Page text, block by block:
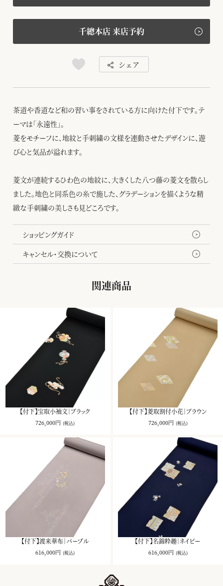
千總本店 来店予約
シェア
茶道や香道など和の習い事をされている方に向けた付下です。テ
ーマは「永遠性」。
菱をモチーフに、地紋と手刺繍の文様を連動させたデザインに、遊
び心と気品が溢れます。
菱文が連続するひわ色の地紋に、大きくした八つ藤の菱文を散らし
ました。地色と同系色の糸で施した、グラデーションを描くような精
緻な手刺繍の美しさも見どころです。
ショッピングガイド
キャンセル・交換について
関連商品
【付下】宝取小袖文｜ブラック
726,000円 (税込)
【付下】菱取割付小花｜ブラウン
726,000円 (税込)
【付下】渡来華布｜パープル
616,000円 (税込)
【付下】名錦粋趣｜ネイビー
616,000円 (税込)